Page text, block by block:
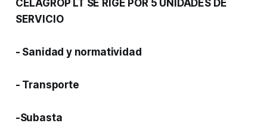
CELAGROP LT SE RIGE POR 5 UNIDADES DE
SERVICIO
- Sanidad y normatividad
- Transporte
-Subasta